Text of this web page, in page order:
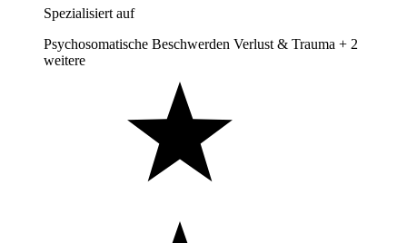
Spezialisiert auf
Psychosomatische Beschwerden Verlust & Trauma + 2
weitere